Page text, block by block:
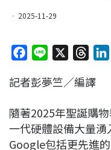
2025-11-29
c
b
o
o
n
r
a
d
s
記者彭夢竺／編譯
隨著2025年聖誕購
一代硬體設備大量
Google包括更先進